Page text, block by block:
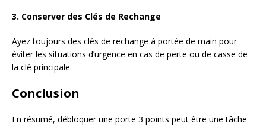
3. Conserver des Clés de Rechange
Ayez toujours des clés de rechange à portée de main pour
éviter les situations d’urgence en cas de perte ou de casse de
la clé principale.
Conclusion
En résumé, débloquer une porte 3 points peut être une tâche